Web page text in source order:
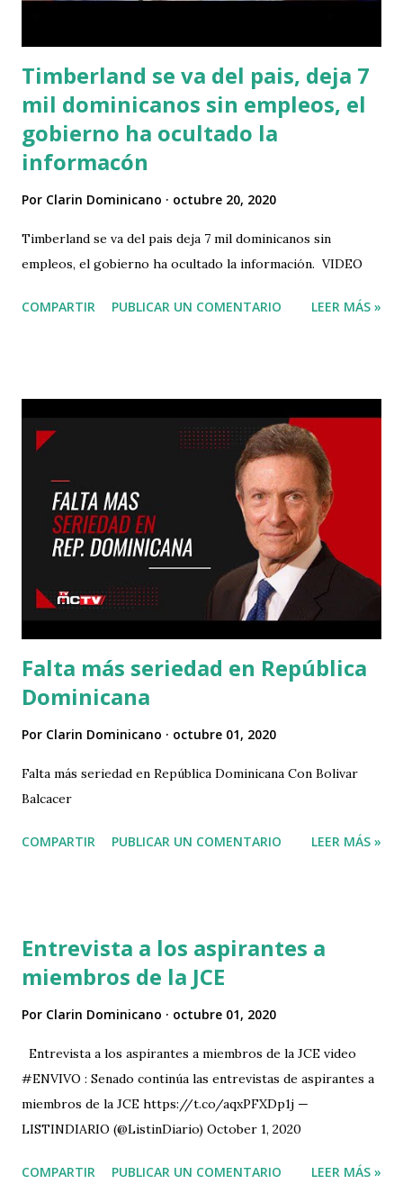
Timberland se va del pais, deja 7
mil dominicanos sin empleos, el
gobierno ha ocultado la
informacón
Por Clarin Dominicano octubre 20, 2020
Timberland se va del pais deja 7 mil dominicanos sin
empleos, el gobierno ha ocultado la información. VIDEO
COMPARTIR PUBLICAR UN COMENTARIO LEER MÁS »
Falta más seriedad en República
Dominicana
Por Clarin Dominicano octubre 01, 2020
Falta más seriedad en República Dominicana Con Bolivar
Balcacer
COMPARTIR PUBLICAR UN COMENTARIO LEER MÁS »
Entrevista a los aspirantes a
miembros de la JCE
Por Clarin Dominicano octubre 01, 2020
Entrevista a los aspirantes a miembros de la JCE video
#ENVIVO : Senado continúa las entrevistas de aspirantes a
miembros de la JCE https://t.co/aqxPFXDp1j —
LISTINDIARIO (@ListinDiario) October 1, 2020
COMPARTIR PUBLICAR UN COMENTARIO LEER MÁS »